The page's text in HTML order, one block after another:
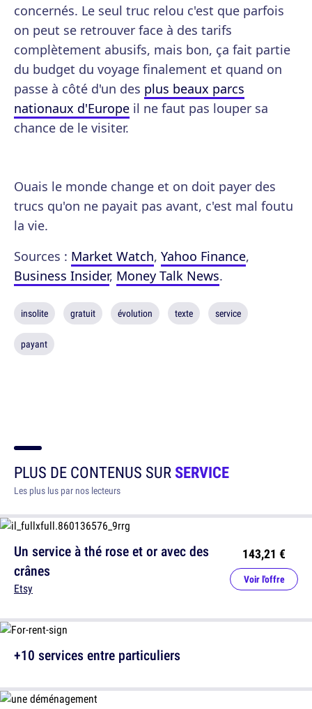
concernés. Le seul truc relou c'est que parfois
on peut se retrouver face à des tarifs
complètement abusifs, mais bon, ça fait partie
du budget du voyage finalement et quand on
passe à côté d'un des plus beaux parcs
nationaux d'Europe il ne faut pas louper sa
chance de le visiter.
Ouais le monde change et on doit payer des
trucs qu'on ne payait pas avant, c'est mal foutu
la vie.
Sources : Market Watch, Yahoo Finance,
Business Insider, Money Talk News.
insolite gratuit évolution texte service
payant
PLUS DE CONTENUS SURSERVICE
Les plus lus par nos lecteurs
Un service à thé rose et or avec des
crânes
Etsy
143,21 €
Voir l'offre
+10 services entre particuliers